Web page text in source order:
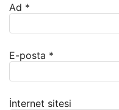
Ad *
E-posta *
İnternet sitesi